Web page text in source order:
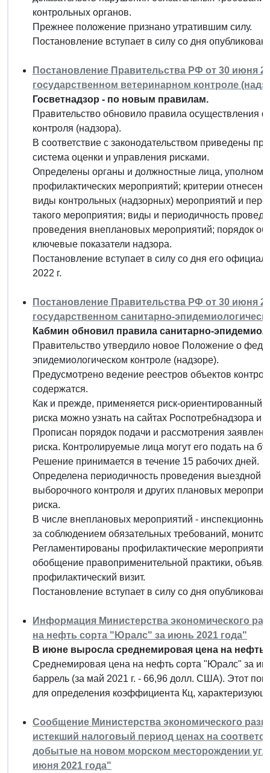
контрольных органов.
Прежнее положение признано утратившим силу.
Постановление вступает в силу со дня
Постановление Правительства РФ от 30 июня
государственном ветеринарном контроле
Госветнадзор - по новым правилам.
Правительство обновило правила осуществления
контроля (надзора).
В соответствие с законодательством приведены
система оценки и управления рисками.
Определены органы и должностные лица,
профилактических мероприятий; критерии
виды контрольных (надзорных) мероприятий и
такого мероприятия; виды и периодичность
проведения внеплановых мероприятий; порядок
ключевые показатели надзора.
Постановление вступает в силу со дня его
2022 г.
Постановление Правительства РФ от 30 июня
государственном санитарно-
Кабмин обновил правила санитарно-
Правительство утвердило новое Положение о
эпидемиологическом контроле (надзоре).
Предусмотрено ведение реестров объектов
содержатся.
Как и прежде, применяется риск-
риска можно узнать на сайтах Роспотребнадзора
Прописан порядок подачи и рассмотрения
риска. Контролируемые лица могут его подать на
Решение принимается в течение 15 рабочих дней.
Определена периодичность проведения выездной
выборочного контроля и других плановых
риска.
В числе внеплановых мероприятий -
за соблюдением обязательных требований,
Регламентированы профилактические
обобщение правоприменительной практики,
профилактический визит.
Постановление вступает в силу со дня
Информация Министерства экономического
на нефть сорта "Юралс" за июнь 2021 года"
В июне выросла среднемировая цена на
Среднемировая цена на нефть сорта "Юралс" за
баррель (за май 2021 г. - 66,96 долл. США). Этот
для определения коэффициента Кц,
Сообщение Министерства экономического
истекший налоговый период ценах на
добытые на новом морском месторождении
июня 2021 года"